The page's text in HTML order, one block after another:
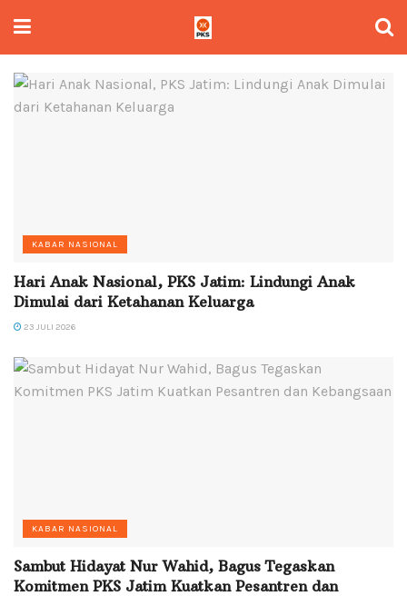
KABAR NASIONAL
Hari Anak Nasional, PKS Jatim: Lindungi Anak
Dimulai dari Ketahanan Keluarga
23 JULI 2026
KABAR NASIONAL
Sambut Hidayat Nur Wahid, Bagus Tegaskan
Komitmen PKS Jatim Kuatkan Pesantren dan